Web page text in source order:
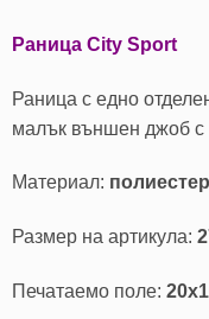
Раница City Sport
Раница с едно
малък външен джоб с
Материал: полиестер
Размер на артикула:
Печатаемо поле: